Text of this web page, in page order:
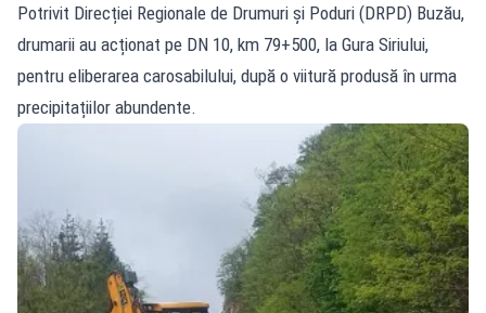
Potrivit Direcției Regionale de Drumuri și Poduri (DRPD) Buzău,
drumarii au acționat pe DN 10, km 79+500, la Gura Siriului,
pentru eliberarea carosabilului, după o viitură produsă în urma
precipitațiilor abundente.